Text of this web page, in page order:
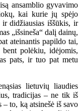
ansamblio gyvavimo
kai kurie jų spėjo
didžiausias iššūkis, ir
„išsineša“ dalį dainų,
ateinantis papildo tai,
polėkiu, idėjomis,
pats, ir tuo pat metu
lietuvių liaudies
tradicijas – ne tik iš
to, ką atsinešė iš savo